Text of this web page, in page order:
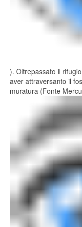
). Oltrepassato il
aver attraversanto il
muratura (Fonte